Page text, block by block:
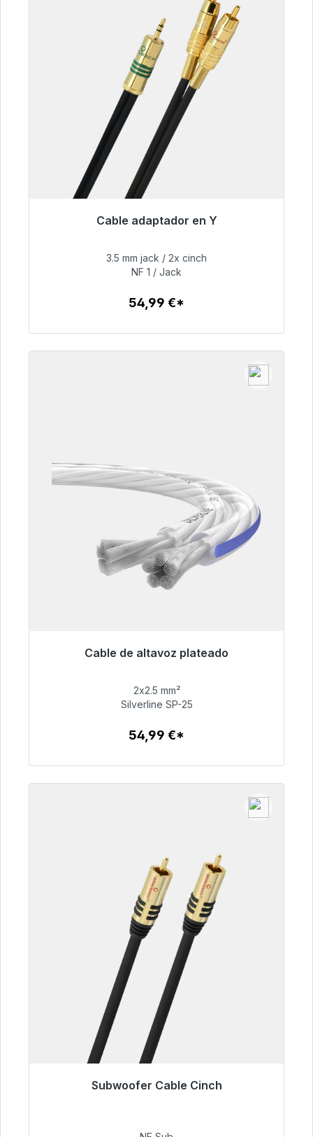
Cable adaptador en Y
Listo para envío inmediato, plazo de entrega
54,99 €
3.5 mm jack / 2x cinch
NF 1 / Jack
54,99 €*
Cable de altavoz plateado
Listo para envío inmediato, plazo de entrega
54,99 €
2x2.5 mm²
Silverline SP-25
54,99 €*
Subwoofer Cable Cinch
Listo para envío inmediato, plazo de entrega